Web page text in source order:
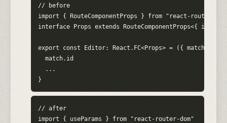
// before
import { RouteComponentProps } from "react-router-
interface Props extends RouteComponentProps<{ id:
export const Editor: React.FC<Props> = ({ match })
  match.id
  ...
}
// after
import { useParams } from "react-router-dom"